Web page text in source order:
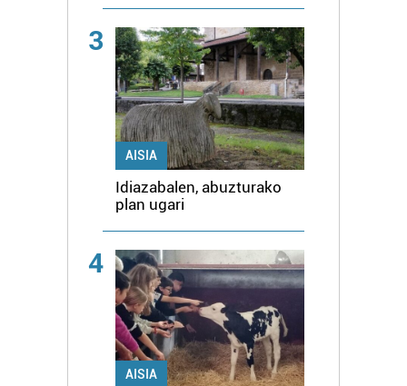
3
AISIA
Idiazabalen, abuzturako
plan ugari
4
AISIA